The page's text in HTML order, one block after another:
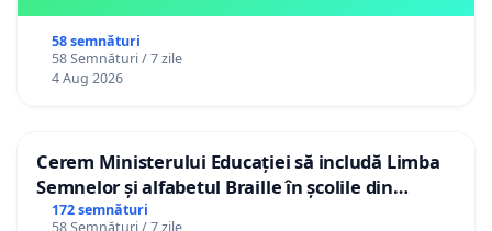
58 semnături
58 Semnături / 7 zile
4 Aug 2026
Cerem Ministerului Educației să includă Limba
Semnelor și alfabetul Braille în școlile din
Republica Moldova!
172 semnături